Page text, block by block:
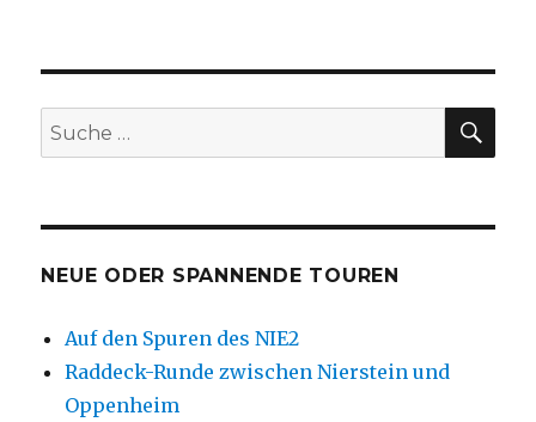
Suche
nach:
NEUE ODER SPANNENDE TOUREN
Auf den Spuren des NIE2
Raddeck-Runde zwischen Nierstein und
Oppenheim